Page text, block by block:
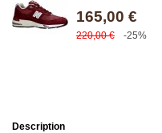
165,00 €
220,00 € -25%
Description